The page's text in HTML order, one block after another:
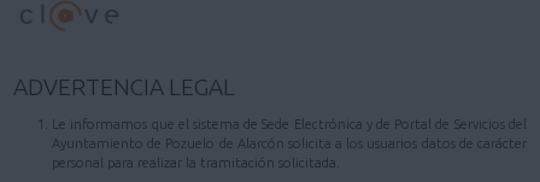
INFORMACIÓN MUNICIPAL
AYUDA
ADVERTENCIA LEGAL
Le informamos que el sistema de Sede Electrónica y de Portal de Servicios del
Ayuntamiento de Pozuelo de Alarcón solicita a los usuarios datos de carácter
personal para realizar la tramitación solicitada.